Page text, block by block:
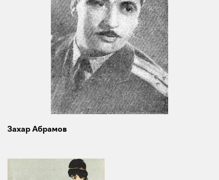
Захар Абрамов